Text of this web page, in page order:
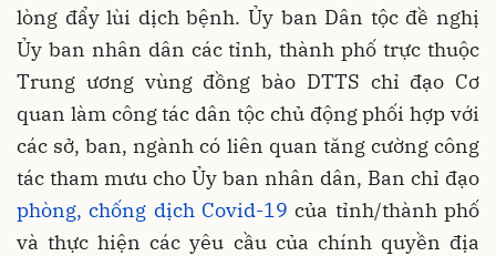
lòng đẩy lùi dịch bệnh. Ủy ban Dân tộc đề nghị
Ủy ban nhân dân các tỉnh, thành phố trực thuộc
Trung ương vùng đồng bào DTTS chỉ đạo Cơ
quan làm công tác dân tộc chủ động phối hợp với
các sở, ban, ngành có liên quan tăng cường công
tác tham mưu cho Ủy ban nhân dân, Ban chỉ đạo
phòng, chống dịch Covid-19 của tỉnh/thành phố
và thực hiện các yêu cầu của chính quyền địa